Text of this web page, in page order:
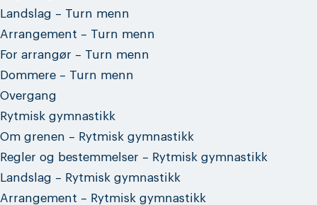
Landslag – Turn menn
Arrangement – Turn menn
For arrangør – Turn menn
Dommere – Turn menn
Overgang
Rytmisk gymnastikk
Om grenen – Rytmisk gymnastikk
Regler og bestemmelser – Rytmisk gymnastikk
Landslag – Rytmisk gymnastikk
Arrangement – Rytmisk gymnastikk